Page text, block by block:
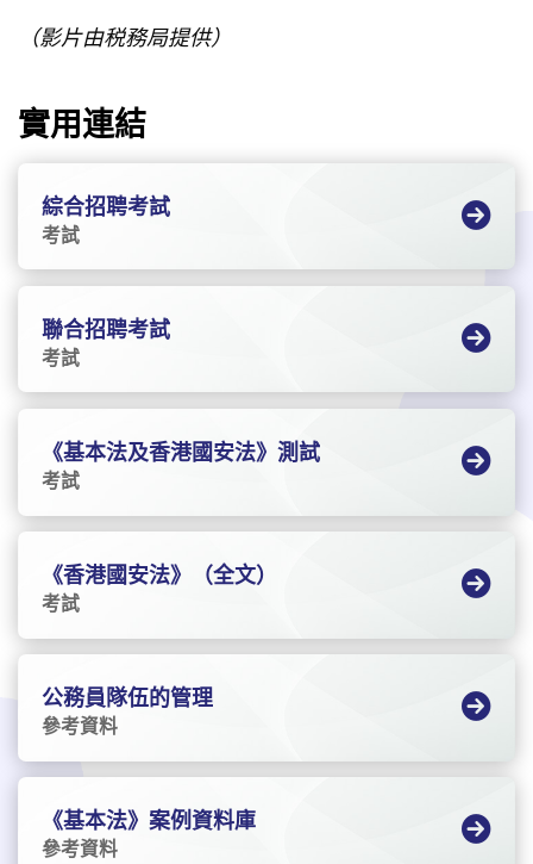
（影片由税務局提供）
實用連結
綜合招聘考試
考試
聯合招聘考試
考試
《基本法及香港國安法》測試
考試
《香港國安法》（全文）
考試
公務員隊伍的管理
參考資料
《基本法》案例資料庫
參考資料